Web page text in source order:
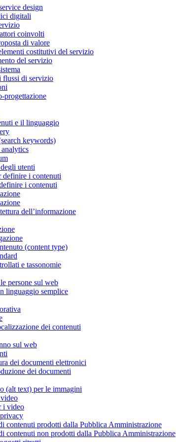
design
digitali
coinvolti
di valore
costitutivi del servizio
del servizio
flussi di servizio
progettazione
e il linguaggio
keywords)
utenti
definire i contenuti
i contenuti
dell’informazione
(content type)
e tassonomie
persone sul web
linguaggio semplice
dei contenuti
sul web
dei documenti elettronici
dei documenti
(alt text) per le immagini
i video
contenuti prodotti dalla Pubblica Amministrazione
contenuti non prodotti dalla Pubblica Amministrazione